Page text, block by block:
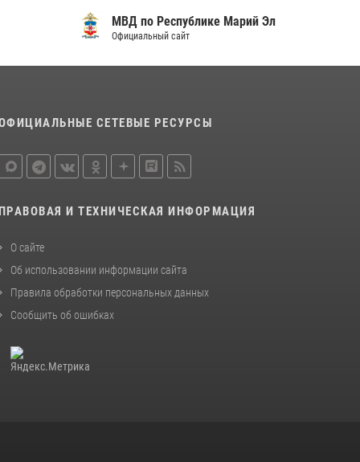
МВД по Республике Марий Эл
Официальный сайт
СЕТЕВЫЕ РЕСУРСЫ
ПРАВОВАЯ И ТЕХНИЧЕСКАЯ ИНФОРМАЦИЯ
О сайте
Об использовании информации сайта
Правила обработки персональных данных
Сообщить об ошибках